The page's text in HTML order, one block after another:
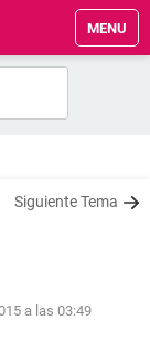
MENU
Siguiente Tema
a las 03:49